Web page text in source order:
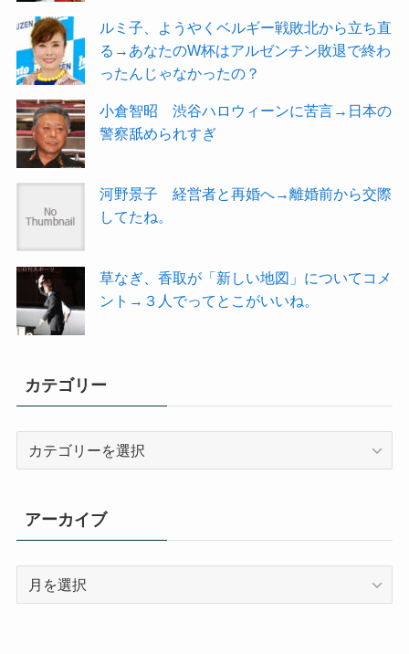
ルミ子、ようやくベルギー戦敗北から立ち直
る→あなたのW杯はアルゼンチン敗退で終わ
ったんじゃなかったの？
小倉智昭 渋谷ハロウィーンに苦言→日本の
警察舐められすぎ
河野景子 経営者と再婚へ→離婚前から交際
してたね。
草なぎ、香取が「新しい地図」についてコメ
ント→３人でってとこがいいね。
カテゴリー
ー
アーカイブ